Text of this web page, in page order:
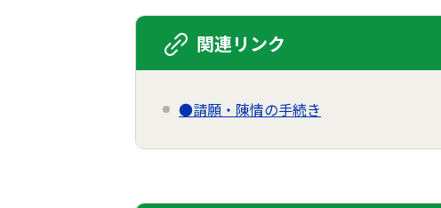
関連リンク
●請願・陳情の手続き